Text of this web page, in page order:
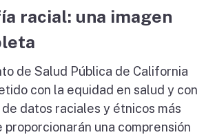
racial: una imagen
de Salud Pública de California
con la equidad en salud y con
datos raciales y étnicos más
una comprensión